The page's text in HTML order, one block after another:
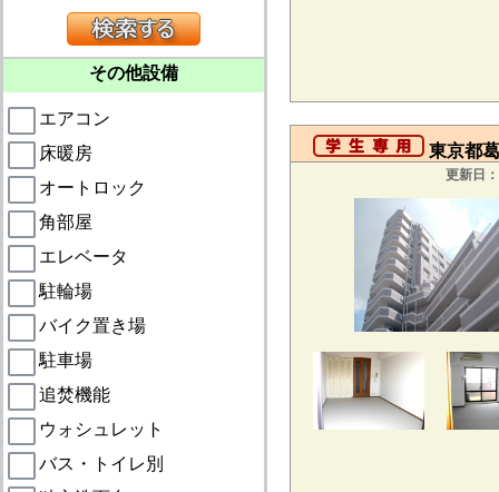
その他設備
エアコン
床暖房
オートロック
角部屋
エレベータ
駐輪場
バイク置き場
駐車場
追焚機能
ウォシュレット
バス・トイレ別
東京都
更新日